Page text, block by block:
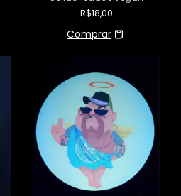
R$18,00